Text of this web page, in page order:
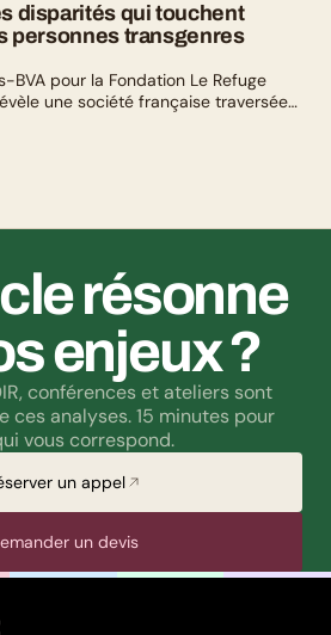
disparités qui touchent
personnes transgenres
BVA pour la Fondation Le Refuge
une société française traversée
résonne
enjeux ?
conférences et ateliers sont
ces analyses. 15 minutes pour
vous correspond.
un appel
un devis